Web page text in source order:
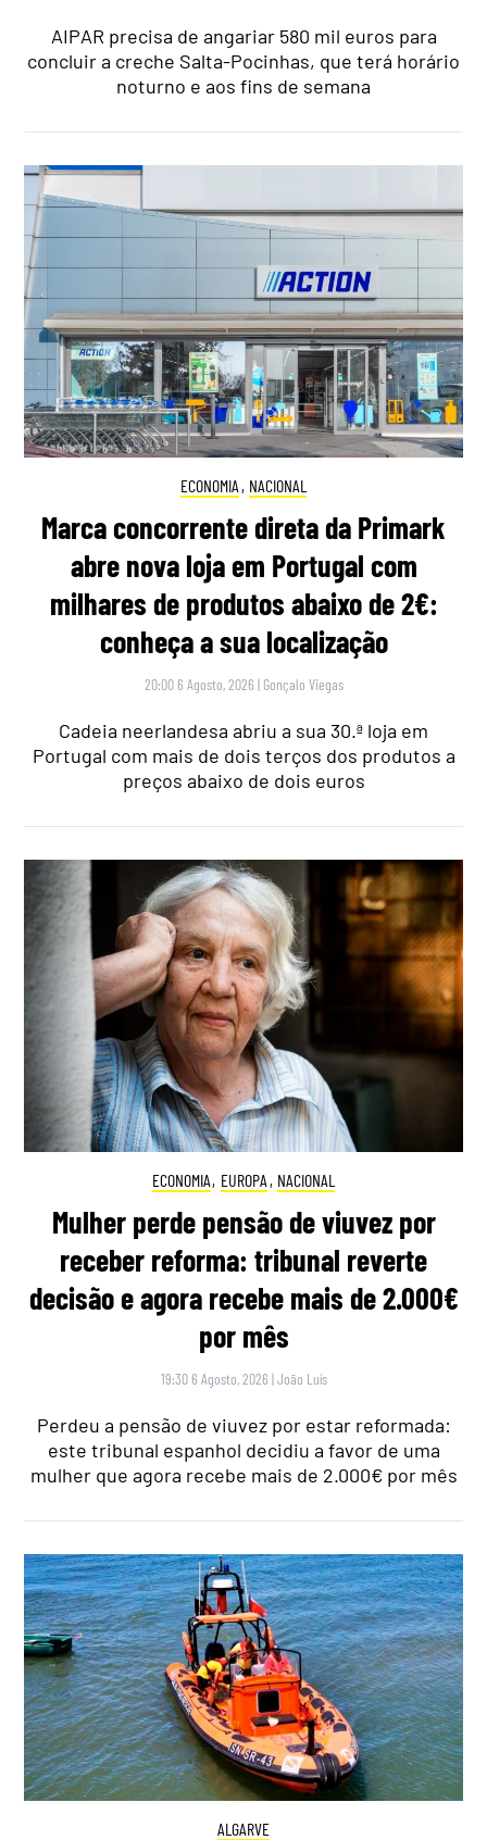
AIPAR precisa de angariar 580 mil euros para
concluir a creche Salta-Pocinhas, que terá horário
noturno e aos fins de semana
ECONOMIA , NACIONAL
Marca concorrente direta da Primark
abre nova loja em Portugal com
milhares de produtos abaixo de 2€:
conheça a sua localização
20:00 6 Agosto, 2026 | Gonçalo Viegas
Cadeia neerlandesa abriu a sua 30.ª loja em
Portugal com mais de dois terços dos produtos a
preços abaixo de dois euros
ECONOMIA, EUROPA , NACIONAL
Mulher perde pensão de viuvez por
receber reforma: tribunal reverte
decisão e agora recebe mais de 2.000€
por mês
19:30 6 Agosto, 2026 |João Luís
Perdeu a pensão de viuvez por estar reformada:
este tribunal espanhol decidiu a favor de uma
mulher que agora recebe mais de 2.000€ por mês
ALGARVE